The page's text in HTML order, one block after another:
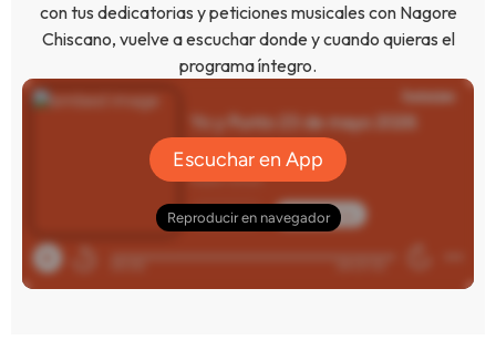
con tus dedicatorias y peticiones musicales con Nagore
Chiscano, vuelve a escuchar donde y cuando quieras el
programa íntegro.